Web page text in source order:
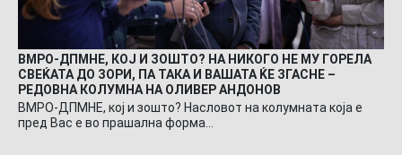
ВМРО-ДПМНЕ, КОЈ И ЗОШТО? НА НИКОГО НЕ МУ ГОРЕЛА
СВЕЌАТА ДО ЗОРИ, ПА ТАКА И ВАШАТА ЌЕ ЗГАСНЕ –
РЕДОВНА КОЛУМНА НА ОЛИВЕР АНДОНОВ
ВМРО-ДПМНЕ, кој и зошто? Насловот на колумната која е
пред Вас е во прашална форма…